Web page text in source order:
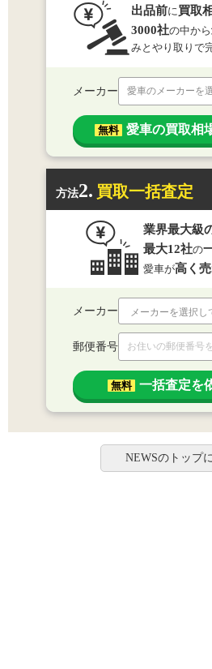
出品前に買取
3000社の中から
みとやり取りで
メーカー 愛車のメーカーを
無料 愛車の買取相
方法2. 買取一括査定
業界最大級
最大12社の
愛車が高く
メーカー
郵便番号
無料 一括査定を
NEWSのトップ